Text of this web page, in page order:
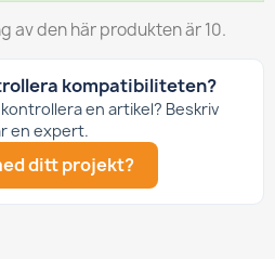
av den här produkten är 10.
kompatibiliteten?
en artikel? Beskriv
en expert.
ditt projekt?